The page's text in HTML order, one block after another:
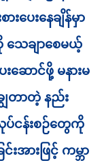
ပေးနေချိန်မှာ
သေချာစေမယ့်
ဆောင်ဖို့ မနားမ
ေတာတဲ့ နည်း
လုပ်ငန်းစဉ်တွေကို
အားဖြင့် ကမ္ဘာ